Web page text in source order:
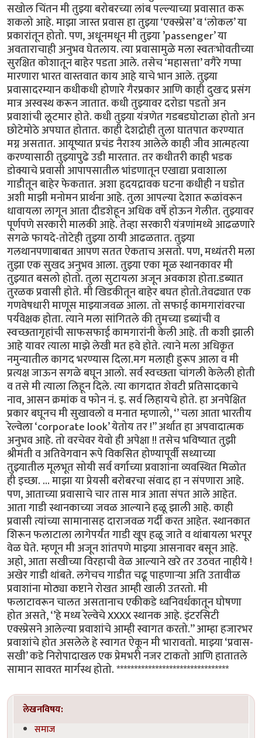
सखोल चिंतन मी तुझ्या बरोबरच्या लांब पल्ल्याच्या प्रवासात करू
शकलो आहे. माझा जास्त प्रवास हा तुझ्या ‘एक्स्प्रेस’ व ‘लोकल’ या
प्रकारांतून होतो. पण, अधूनमधून मी तुझ्या ’passenger’ या
अवताराचाही अनुभव घेतलाय. त्या प्रवासामुळे मला स्वतःभोवतीच्या
सुरक्षित कोशातून बाहेर पडता आले. तसेच ‘महासत्ता’ वगैरे गप्पा
मारणारा भारत वास्तवात काय आहे याचे भान आले. तुझ्या
प्रवासादरम्यान कधीकधी होणारे गैरप्रकार आणि काही दुखःद प्रसंग
मात्र अस्वस्थ करून जातात. कधी तुझ्यावर दरोडा पडतो अन
प्रवाशांची लूटमार होते. कधी तुझ्या यंत्रणेत गडबडघोटाळा होतो अन
छोटेमोठे अपघात होतात. काही देशद्रोही तुला घातपात करण्यात
मग्न असतात. आयूष्यात प्रचंड नैराश्य आलेले काही जीव आत्महत्या
करण्यासाठी तुझ्यापुढे उडी मारतात. तर कधीतरी काही भडक
डोक्याचे प्रवासी आपापसातील भांडणातून एखाद्या प्रवाशाला
गाडीतून बाहेर फेकतात. अशा हृदयद्रावक घटना कधीही न घडोत
अशी माझी मनोमन प्रार्थना आहे. तुला आपल्या देशात रूळांवरून
धावायला लागून आता दीडशेहून अधिक वर्षे होऊन गेलीत. तुझ्यावर
पूर्णपणे सरकारी मालकी आहे. तेव्हा सरकारी यंत्रणांमध्ये आढळणारे
सगळे फायदे-तोटेही तुझ्या ठायी आढळतात. तुझ्या
गलथानपणाबाबत आपण सतत ऐकताच असतो. पण, मध्यंतरी मला
तुझा एक सुखद अनुभव आला. तुझ्या एका मूळ स्थानकावर मी
तुझ्यात बसलो होतो. तुला सुटायला अजून अवकाश होता.डब्यात
तुरळक प्रवासी होते. मी खिडकीतून बाहेर बघत होतो.तेवढ्यात एक
गणवेषधारी माणूस माझ्याजवळ आला. तो सफाई कामगारांवरचा
पर्यवेक्षक होता. त्याने मला सांगितले की तुमच्या डब्यांची व
स्वच्छतागृहांची साफसफाई कामगारांनी केली आहे. ती कशी झाली
आहे यावर त्याला माझे लेखी मत हवे होते. त्याने मला अधिकृत
नमुन्यातील कागद भरण्यास दिला.मग मलाही हुरूप आला व मी
प्रत्यक्ष जाऊन सगळे बघून आलो. सर्व स्वच्छता चांगली केलेली होती
व तसे मी त्याला लिहून दिले. त्या कागदात शेवटी प्रतिसादकाचे
नाव, आसन क्रमांक व फोन नं. इ. सर्व लिहायचे होते. हा अनपेक्षित
प्रकार बघूनच मी सुखावलो व मनात म्हणालो, ‘’ चला आता भारतीय
रेल्वेला ‘corporate look’ येतोय तर !” अर्थात हा अपवादात्मक
अनुभव आहे. तो वरचेवर येवो ही अपेक्षा !! तसेच भविष्यात तुझी
श्रीमंती व अतिवेगवान रूपे विकसित होण्यापूर्वी सध्याच्या
तुझ्यातील मूलभूत सोयी सर्व वर्गाच्या प्रवाशांना व्यवस्थित मिळोत
ही इच्छा. ... माझा या प्रेयसी बरोबरचा संवाद हा न संपणारा आहे.
पण, आताच्या प्रवासाचे चार तास मात्र आता संपत आले आहेत.
आता गाडी स्थानकाच्या जवळ आल्याने हळू झाली आहे. काही
प्रवासी त्यांच्या सामानासह दाराजवळ गर्दी करत आहेत. स्थानकात
शिरून फलाटाला लागेपर्यंत गाडी खूप हळू जाते व थांबायला भरपूर
वेळ घेते. म्हणून मी अजून शांतपणे माझ्या आसनावर बसून आहे.
अहो, आता सखीच्या विरहाची वेळ आल्याने खरे तर उठवत नाहीये !
अखेर गाडी थांबते. लगेचच गाडीत चढू पाहणाऱ्या अति उतावीळ
प्रवाशांना मोठ्या कष्टाने रोखत आम्ही खाली उतरतो. मी
फलाटावरून चालत असतानाच एकीकडे ध्वनिवर्धकातून घोषणा
होत असते, ‘’हे मध्य रेल्वेचे XXXX स्थानक आहे. इंटरसिटी
एक्स्प्रेसने आलेल्या प्रवाशांचे आम्ही स्वागत करतो.’’ आम्हा हजारभर
प्रवाशांचे होत असलेले हे स्वागत ऐकून मी भारावतो. माझ्या ‘प्रवास-
सखी’ कडे निरोपादाखल एक प्रेमभरी नजर टाकतो आणि हातातले
सामान सावरत मार्गस्थ होतो. ********************************
लेखनविषय:
समाज